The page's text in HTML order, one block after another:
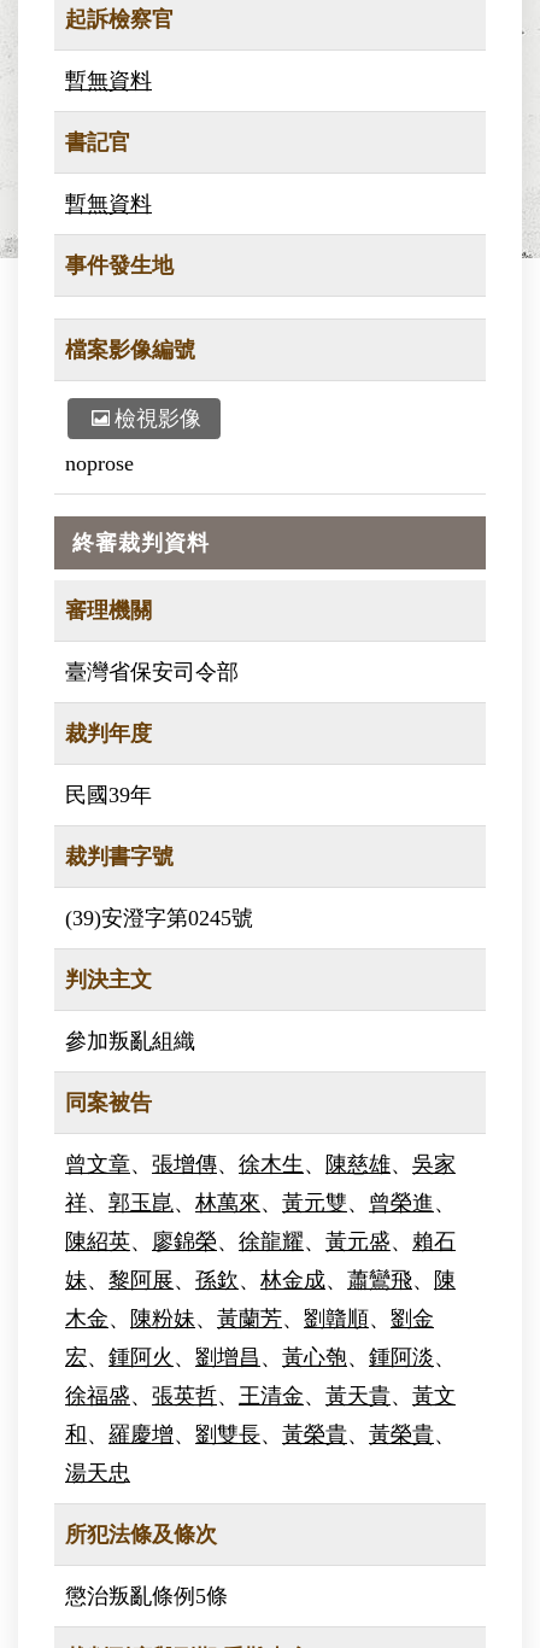
起訴檢察官
暫無資料
書記官
暫無資料
事件發生地
檔案影像編號
檢視影像
noprose
終審裁判資料
審理機關
臺灣省保安司令部
裁判年度
民國39年
裁判書字號
(39)安澄字第0245號
判決主文
參加叛亂組織
同案被告
曾文章、 張增傳、 徐木生 、 陳慈雄、 吳家
祥、 郭玉崑、 林萬來、 黃元雙、 曾榮進 、
陳紹英、 廖錦榮、 徐龍耀、 黃元盛、 賴石
妹、 黎阿展、 孫欽、 林金成、 蕭鸞飛、
陳
木金、 陳粉妹、 黃蘭芳、 劉贛順、 劉金
宏、 鍾阿火 、 劉增昌 、 黃心匏、 鍾阿淡、
徐福盛、 張英哲、 王清金、 黃天貴、 黃文
和 、 羅慶增、 劉雙長、 黃榮貴、 黃榮貴、
湯天忠
所犯法條及條次
懲治叛亂條例5條